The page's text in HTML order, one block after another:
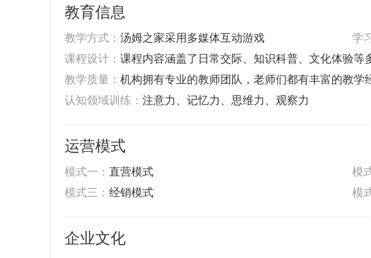
教育信息
教学方式： 汤姆之家采用多媒体互动游戏 学
课程设计： 课程内容涵盖了日常交际、知识科普、文化体验等
教学质量： 机构拥有专业的教师团队，老师们都有丰富的教学
认知领域训练： 注意力、记忆力、思维力、观察力
运营模式
‌模式一： 直营模式‌ 模
‌模式三： 经销模式‌ 模
企业文化